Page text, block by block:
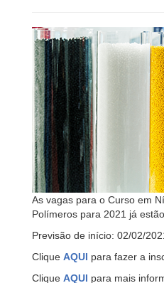
As vagas para o Curso em
Polímeros para 2021 já
Previsão de início: 02/02/
Clique AQUI para fazer a
Clique AQUI para mais